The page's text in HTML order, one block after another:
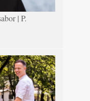
| P.